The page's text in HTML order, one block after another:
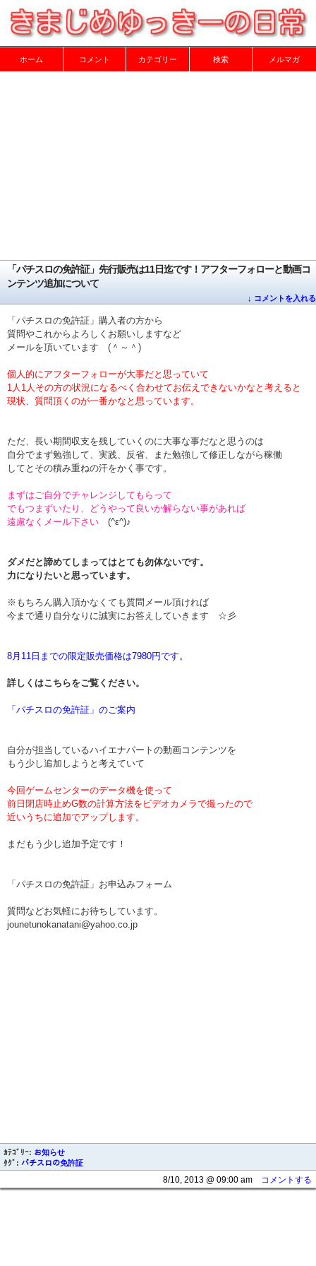
ホーム コメント カテゴリー 検索 メルマガ
「パチスロの免許証」先行販売は11日迄です！アフターフォローと動画コ
ンテンツ追加について
↓ コメントを入れる
「パチスロの免許証」購入者の方から
質問やこれからよろしくお願いしますなど
メールを頂いています (＾～＾)
個人的にアフターフォローが大事だと思っていて
1人1人その方の状況になるべく合わせてお伝えできないかなと考えると
現状、質問頂くのが一番かなと思っています。
ただ、長い期間収支を残していくのに大事な事だなと思うのは
自分でまず勉強して、実践、反省、また勉強して修正しながら稼働
してとその積み重ねの汗をかく事です。
まずはご自分でチャレンジしてもらって
でもつまずいたり、どうやって良いか解らない事があれば
遠慮なくメール下さい (^ε^)♪
ダメだと諦めてしまってはとても勿体ないです。
力になりたいと思っています。
※もちろん購入頂かなくても質問メール頂ければ
今まで通り自分なりに誠実にお答えしていきます ☆彡
8月11日までの限定販売価格は7980円です。
詳しくはこちらをご覧ください。
「パチスロの免許証」のご案内
自分が担当しているハイエナパートの動画コンテンツを
もう少し追加しようと考えていて
今回ゲームセンターのデータ機を使って
前日閉店時止めG数の計算方法をビデオカメラで撮ったので
近いうちに追加でアップします。
まだもう少し追加予定です！
「パチスロの免許証」お申込みフォーム
質問などお気軽にお待ちしています。
jounetunokanatani@yahoo.co.jp
ｶﾃｺﾞﾘｰ: お知らせ
ﾀｸﾞ: パチスロの免許証
8/10, 2013 @ 09:00 am コメントする